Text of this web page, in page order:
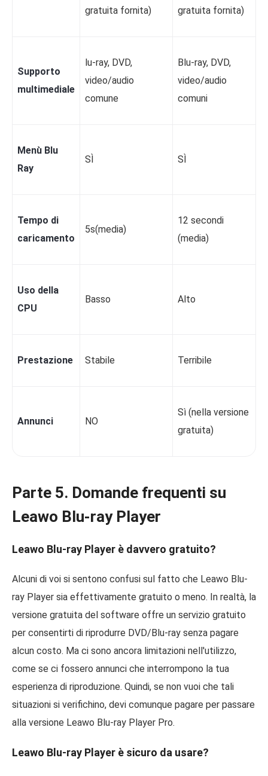
gratuita fornita) gratuita fornita)
Supporto
multimediale
lu-ray, DVD,
video/audio
comune
Blu-ray, DVD,
video/audio
comuni
Menù Blu
Ray
SÌ SÌ
Tempo di
caricamento
5s(media)
12 secondi
(media)
Uso della
CPU
Basso Alto
Prestazione Stabile Terribile
Annunci NO
Sì (nella versione
gratuita)
Parte 5. Domande frequenti su
Leawo Blu-ray Player
Leawo Blu-ray Player è davvero gratuito?
Alcuni di voi si sentono confusi sul fatto che Leawo Blu-
ray Player sia effettivamente gratuito o meno. In realtà, la
versione gratuita del software offre un servizio gratuito
per consentirti di riprodurre DVD/Blu-ray senza pagare
alcun costo. Ma ci sono ancora limitazioni nell'utilizzo,
come se ci fossero annunci che interrompono la tua
esperienza di riproduzione. Quindi, se non vuoi che tali
situazioni si verifichino, devi comunque pagare per passare
alla versione Leawo Blu-ray Player Pro.
Leawo Blu-ray Player è sicuro da usare?